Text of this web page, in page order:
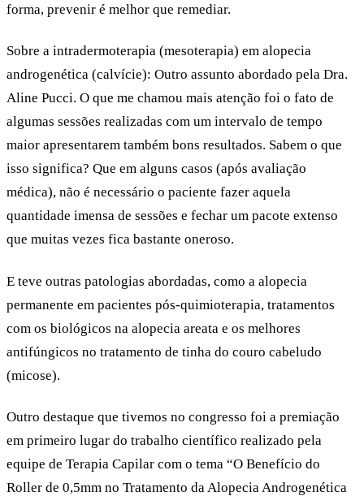
forma, prevenir é melhor que remediar.
Sobre a intradermoterapia (mesoterapia) em alopecia
androgenética (calvície): Outro assunto abordado pela Dra.
Aline Pucci. O que me chamou mais atenção foi o fato de
algumas sessões realizadas com um intervalo de tempo
maior apresentarem também bons resultados. Sabem o que
isso significa? Que em alguns casos (após avaliação
médica), não é necessário o paciente fazer aquela
quantidade imensa de sessões e fechar um pacote extenso
que muitas vezes fica bastante oneroso.
E teve outras patologias abordadas, como a alopecia
permanente em pacientes pós-quimioterapia, tratamentos
com os biológicos na alopecia areata e os melhores
antifúngicos no tratamento de tinha do couro cabeludo
(micose).
Outro destaque que tivemos no congresso foi a premiação
em primeiro lugar do trabalho científico realizado pela
equipe de Terapia Capilar com o tema “O Benefício do
Roller de 0,5mm no Tratamento da Alopecia Androgenética